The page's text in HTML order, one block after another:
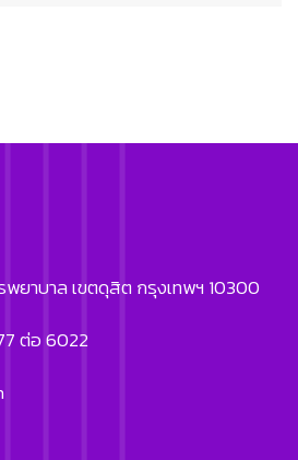
ยาบาล เขตดุสิต กรุงเทพฯ 10300
ต่อ 6022